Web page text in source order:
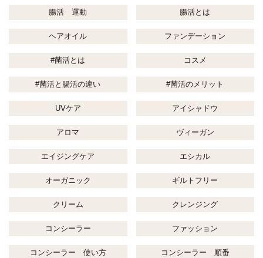
腸活 運動 腸活とは
ヘアオイル ファンデーション
#菌活とは コスメ
#菌活と腸活の違い #菌活のメリット
UVケア アイシャドウ
アロマ ヴィーガン
エイジングケア エシカル
オーガニック ギルトフリー
クリーム クレンジング
コンシーラー ファッション
コンシーラー 使い方 コンシーラー 順番